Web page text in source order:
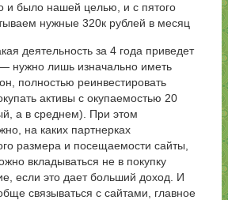
и было нашей целью, и с пятого
нужные 320к рублей в месяц
деятельность за 4 года приведет
нужно лишь изначально иметь
полностью реинвестировать
активы с окупаемостью 20
а в среднем). При этом
на каких партнерках
размера и посещаемости сайты,
вкладываться не в покупку
если это дает больший доход. И
связываться с сайтами, главное